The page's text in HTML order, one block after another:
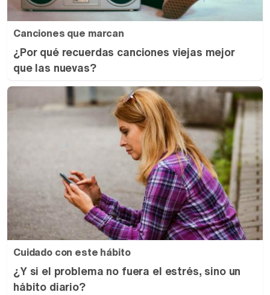
Canciones que marcan
¿Por qué recuerdas canciones viejas mejor
que las nuevas?
Cuidado con este hábito
¿Y si el problema no fuera el estrés, sino un
hábito diario?